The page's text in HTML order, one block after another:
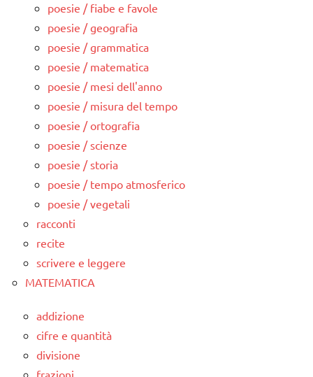
poesie / fiabe e favole
poesie / geografia
poesie / grammatica
poesie / matematica
poesie / mesi dell'anno
poesie / misura del tempo
poesie / ortografia
poesie / scienze
poesie / storia
poesie / tempo atmosferico
poesie / vegetali
racconti
recite
scrivere e leggere
MATEMATICA
addizione
cifre e quantità
divisione